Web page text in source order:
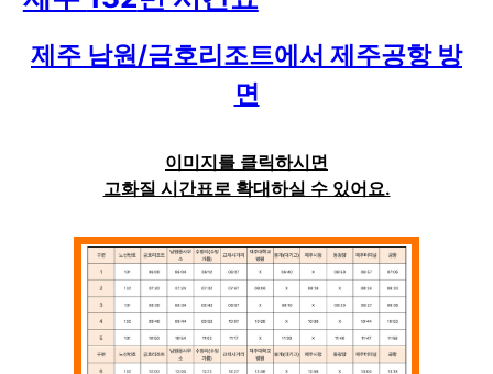
제주 남원/금호리조트에서 제주공항방
면
이미지를 클릭하시면
고화질 시간표로 확대하실 수 있어요.